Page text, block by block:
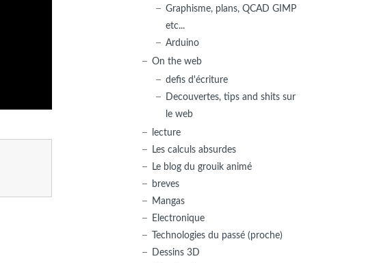
Graphisme, plans, QCAD GIMP
etc...
Arduino
On the web
defis d'écriture
Decouvertes, tips and shits sur
le web
lecture
Les calculs absurdes
Le blog du grouik animé
breves
Mangas
Electronique
Technologies du passé (proche)
Dessins 3D